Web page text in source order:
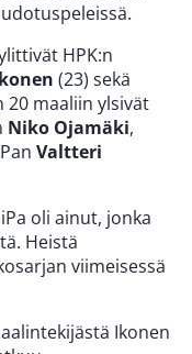
HPK:n
(23) sekä
20 maaliin ylsivät
Niko Ojamäki,
Valtteri
oli ainut, jonka
Heistä
viimeisessä
Ikonen